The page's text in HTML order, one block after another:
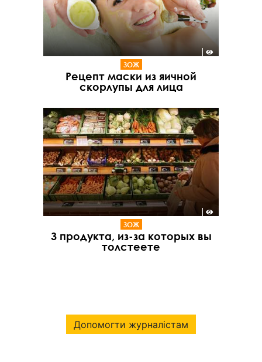
ЗОЖ
Рецепт маски из яичной
скорлупы для лица
ЗОЖ
3 продукта, из-за которых вы
толстеете
Допомогти журналістам